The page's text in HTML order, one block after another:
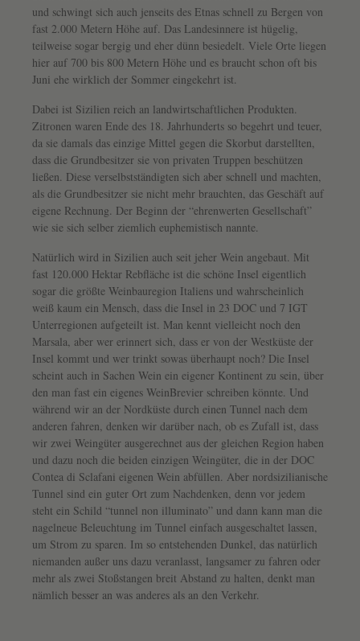
und schwingt sich auch jenseits des Etnas schnell zu Bergen von
fast 2.000 Metern Höhe auf. Das Landesinnere ist hügelig,
teilweise sogar bergig und eher dünn besiedelt. Viele Orte liegen
hier auf 700 bis 800 Metern Höhe und es braucht schon oft bis
Juni ehe wirklich der Sommer eingekehrt ist.
Dabei ist Sizilien reich an landwirtschaftlichen Produkten.
Zitronen waren Ende des 18. Jahrhunderts so begehrt und teuer,
da sie damals das einzige Mittel gegen die Skorbut darstellten,
dass die Grundbesitzer sie von privaten Truppen beschützen
ließen. Diese verselbstständigten sich aber schnell und machten,
als die Grundbesitzer sie nicht mehr brauchten, das Geschäft auf
eigene Rechnung. Der Beginn der “ehrenwerten Gesellschaft”
wie sie sich selber ziemlich euphemistisch nannte.
Natürlich wird in Sizilien auch seit jeher Wein angebaut. Mit
fast 120.000 Hektar Rebfläche ist die schöne Insel eigentlich
sogar die größte Weinbauregion Italiens und wahrscheinlich
weiß kaum ein Mensch, dass die Insel in 23 DOC und 7 IGT
Unterregionen aufgeteilt ist. Man kennt vielleicht noch den
Marsala, aber wer erinnert sich, dass er von der Westküste der
Insel kommt und wer trinkt sowas überhaupt noch? Die Insel
scheint auch in Sachen Wein ein eigener Kontinent zu sein, über
den man fast ein eigenes WeinBrevier schreiben könnte. Und
während wir an der Nordküste durch einen Tunnel nach dem
anderen fahren, denken wir darüber nach, ob es Zufall ist, dass
wir zwei Weingüter ausgerechnet aus der gleichen Region haben
und dazu noch die beiden einzigen Weingüter, die in der DOC
Contea di Sclafani eigenen Wein abfüllen. Aber nordsizilianische
Tunnel sind ein guter Ort zum Nachdenken, denn vor jedem
steht ein Schild “tunnel non illuminato” und dann kann man die
nagelneue Beleuchtung im Tunnel einfach ausgeschaltet lassen,
um Strom zu sparen. Im so entstehenden Dunkel, das natürlich
niemanden außer uns dazu veranlasst, langsamer zu fahren oder
mehr als zwei Stoßstangen breit Abstand zu halten, denkt man
nämlich besser an was anderes als an den Verkehr.